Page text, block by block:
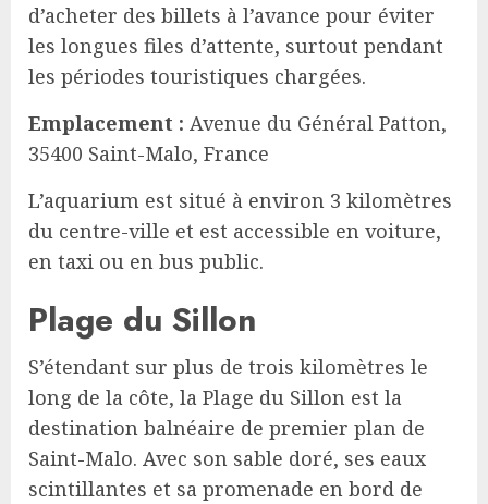
d’acheter des billets à l’avance pour éviter
les longues files d’attente, surtout pendant
les périodes touristiques chargées.
Emplacement : Avenue du Général Patton,
35400 Saint-Malo, France
L’aquarium est situé à environ 3 kilomètres
du centre-ville et est accessible en voiture,
en taxi ou en bus public.
Plage du Sillon
S’étendant sur plus de trois kilomètres le
long de la côte, la Plage du Sillon est la
destination balnéaire de premier plan de
Saint-Malo. Avec son sable doré, ses eaux
scintillantes et sa promenade en bord de